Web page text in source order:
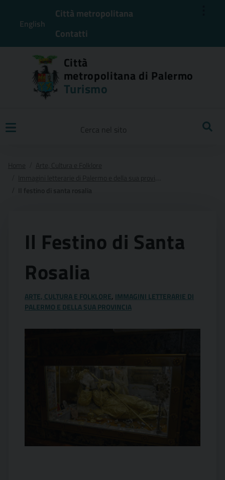
English
Città metropolitana
Contatti
Città
metropolitana di Palermo
Turismo
Il Festino di Santa
Rosalia
ARTE, CULTURA E FOLKLORE, IMMAGINI LETTERARIE DI
PALERMO E DELLA SUA PROVINCIA